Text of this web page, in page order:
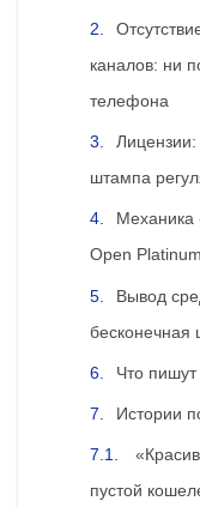
каналов: ни
телефона
штампа
Механика
Open Platinum
Вывод
бесконечная
Что пишут
Истории
пустой